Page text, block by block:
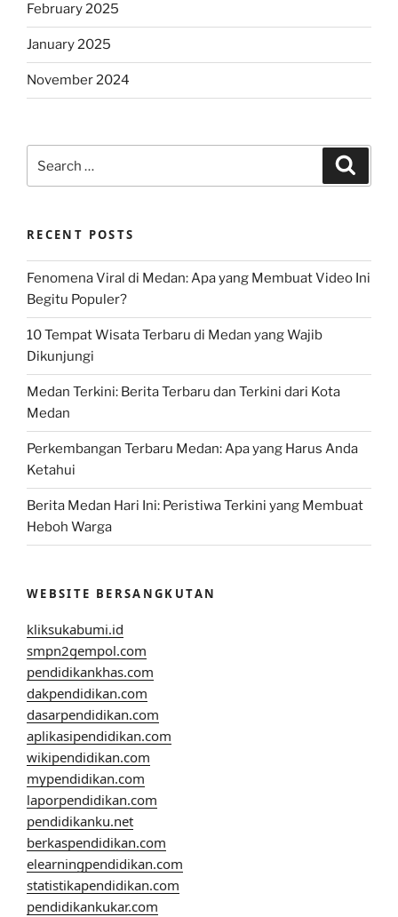
February 2025
January 2025
November 2024
for:
RECENT POSTS
Fenomena Viral di Medan: Apa yang Membuat Video Ini
Begitu Populer?
10 Tempat Wisata Terbaru di Medan yang Wajib
Dikunjungi
Medan Terkini: Berita Terbaru dan Terkini dari Kota
Medan
Perkembangan Terbaru Medan: Apa yang Harus Anda
Ketahui
Berita Medan Hari Ini: Peristiwa Terkini yang Membuat
Heboh Warga
WEBSITE BERSANGKUTAN
kliksukabumi.id
smpn2gempol.com
pendidikankhas.com
dakpendidikan.com
dasarpendidikan.com
aplikasipendidikan.com
wikipendidikan.com
mypendidikan.com
laporpendidikan.com
pendidikanku.net
berkaspendidikan.com
elearningpendidikan.com
statistikapendidikan.com
pendidikankukar.com